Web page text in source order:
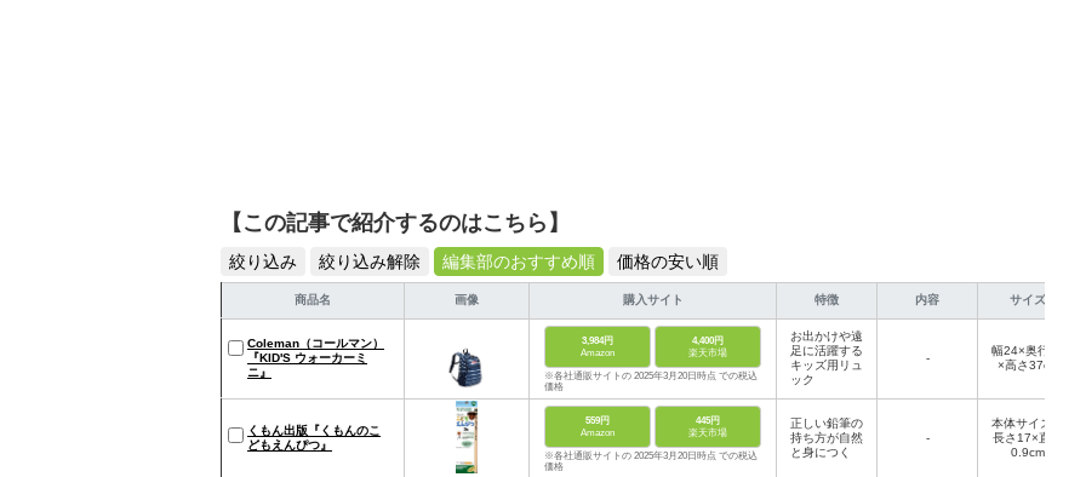
【この記事で紹介するのはこちら】
絞り込み 絞り込み解除 編集部のおすすめ順 価格の安い順
商品名 画像 購入サイト 特徴 内容 サイズ
Coleman（コールマン）
『KID'S ウォーカーミ
ニ』
3,984円
Amazon
4,400円
楽天市場
※各社通販サイトの 2025年3月20日時点 での税込
価格
お出かけや遠
足に活躍する
キッズ用リュ
ック
-
幅24×奥行14
×高さ37cm
くもん出版『くもんのこ
どもえんぴつ』
559円
Amazon
445円
楽天市場
※各社通販サイトの 2025年3月20日時点 での税込
価格
正しい鉛筆の
持ち方が自然
と身につく
-
本体サイズ：
長さ17×直径
0.9cm